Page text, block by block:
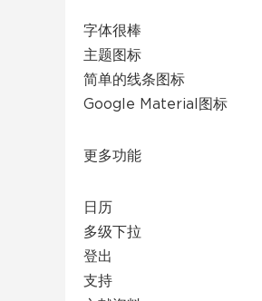
字体很棒
主题图标
简单的线条图标
Google Material图标
更多功能
日历
多级下拉
登出
支持